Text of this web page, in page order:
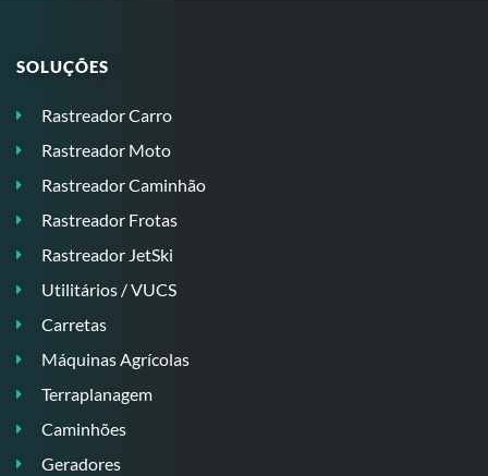
SOLUÇÕES
Rastreador Carro
Rastreador Moto
Rastreador Caminhão
Rastreador Frotas
Rastreador JetSki
Utilitários / VUCS
Carretas
Máquinas Agrícolas
Terraplanagem
Caminhões
Geradores